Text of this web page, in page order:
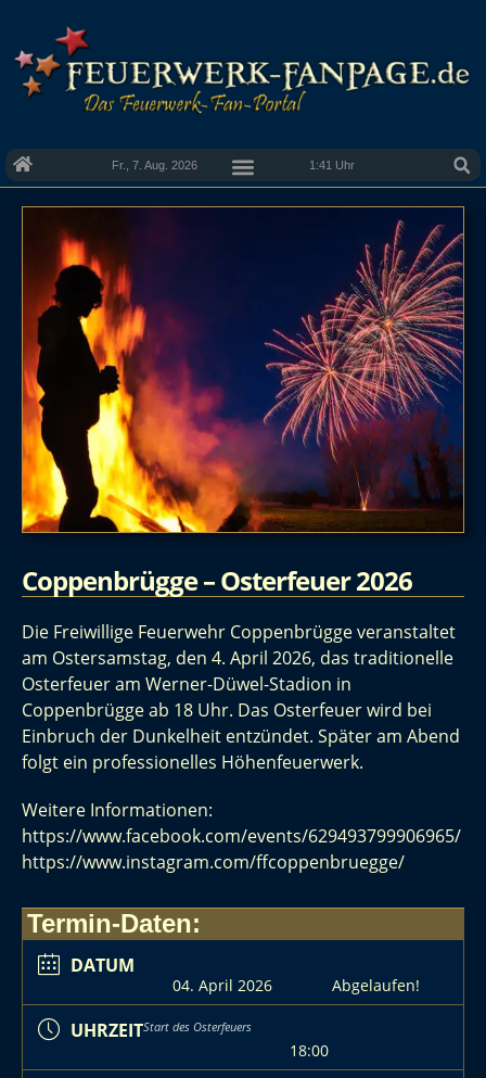
Fr., 7. Aug. 2026 1:41 Uhr
Coppenbrügge – Osterfeuer 2026
Die Freiwillige Feuerwehr Coppenbrügge veranstaltet
am Ostersamstag, den 4. April 2026, das traditionelle
Osterfeuer am Werner-Düwel-Stadion in
Coppenbrügge ab 18 Uhr. Das Osterfeuer wird bei
Einbruch der Dunkelheit entzündet. Später am Abend
folgt ein professionelles Höhenfeuerwerk.
Weitere Informationen:
https://www.facebook.com/events/629493799906965/
https://www.instagram.com/ffcoppenbruegge/
Termin-Daten:
DATUM
04. April 2026 Abgelaufen!
UHRZEITStart des Osterfeuers
18:00